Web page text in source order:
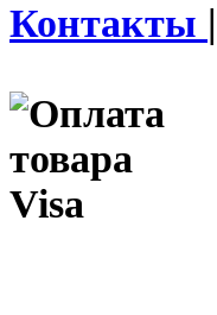
Контакты |